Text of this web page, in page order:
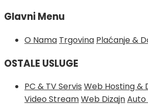
Glavni Menu
O Nama Trgovina Plaćanje &
OSTALE USLUGE
PC & TV Servis Web Hosting &
Video StreamWeb DizajnAuto